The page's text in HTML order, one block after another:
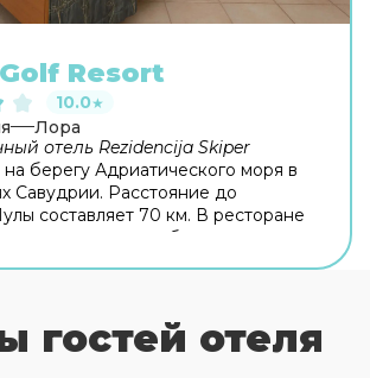
Resort
10.0★
Лора
отель Rezidencija Skiper
берегу Адриатического моря в
Савудрии. Расстояние до
составляет 70 км. В ресторане
изысканные блюда
отеле есть Rezidencija Skiper
с террасой для загара,
гостей отеля